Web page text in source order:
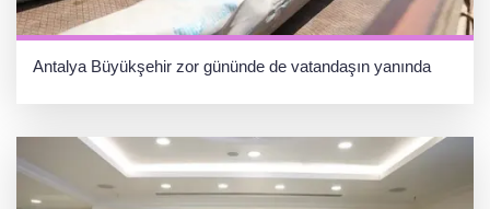
Antalya Büyükşehir zor gününde de vatandaşın yanında